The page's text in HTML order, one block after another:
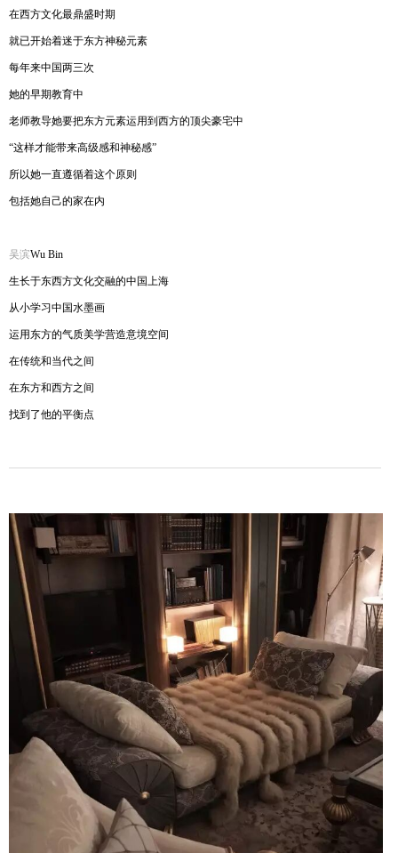
在西方文化最鼎盛时期
就已开始着迷于东方神秘元素
每年来中国两三次
她的早期教育中
老师教导她要把东方元素运用到西方的顶尖豪宅中
“这样才能带来高级感和神秘感”
所以她一直遵循着这个原则
包括她自己的家在内
吴滨Wu Bin
生长于东西方文化交融的中国上海
从小学习中国水墨画
运用东方的气质美学营造意境空间
在传统和当代之间
在东方和西方之间
找到了他的平衡点